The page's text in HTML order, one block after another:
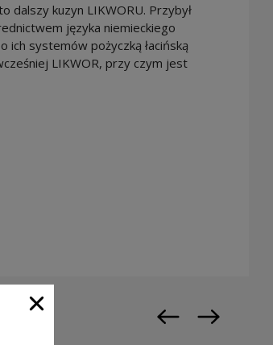
dalszy kuzyn LIKWORU. Przybył
języka niemieckiego
ich systemów pożyczką łacińską
LIKWOR, przy czym jest
Previous slide
Next slide